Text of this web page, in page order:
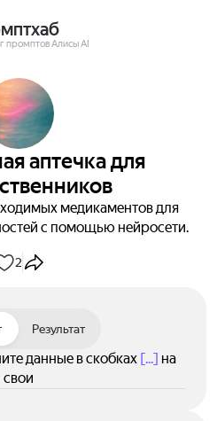
промптов Алисы AI
аптечка для
медикаментов для
с помощью нейросети.
2
Результат
данные в скобках [...] на
свои